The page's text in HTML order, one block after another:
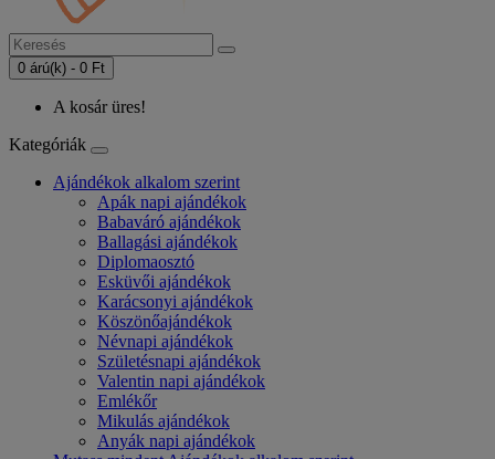
0 árú(k) - 0 Ft
A kosár üres!
Kategóriák
Ajándékok alkalom szerint
Apák napi ajándékok
Babaváró ajándékok
Ballagási ajándékok
Diplomaosztó
Esküvői ajándékok
Karácsonyi ajándékok
Köszönőajándékok
Névnapi ajándékok
Születésnapi ajándékok
Valentin napi ajándékok
Emlékőr
Mikulás ajándékok
Anyák napi ajándékok